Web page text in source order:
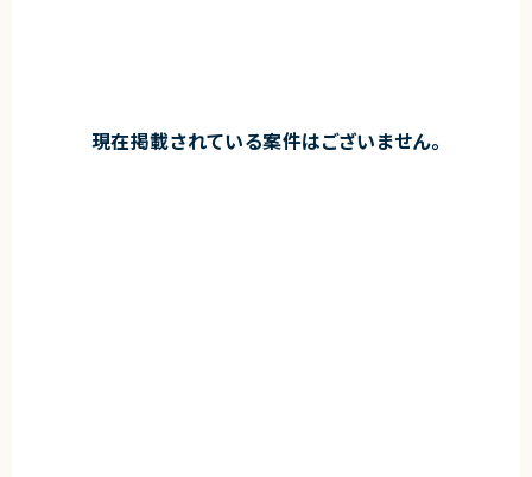
現在掲載されている案件はございません。